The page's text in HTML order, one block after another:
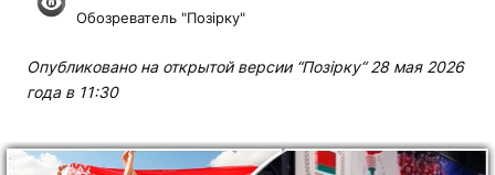
Обозреватель "Позірку"
Опубликовано на открытой версии “Позірку“ 28 мая 2026
года в 11:30